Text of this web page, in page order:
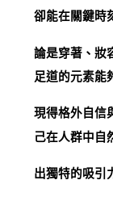
卻能在關鍵時
論是穿著、妝
足道的元素能
現得格外自信
己在人群中自
出獨特的吸引